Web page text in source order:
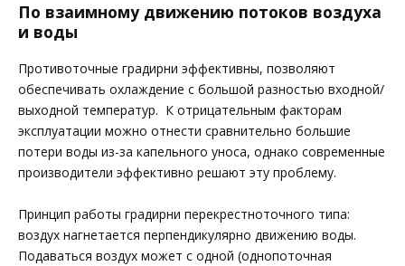
По взаимному движению потоков воздуха
и воды
Противоточные градирни эффективны, позволяют
обеспечивать охлаждение с большой разностью входной/
выходной температур. К отрицательным факторам
эксплуатации можно отнести сравнительно большие
потери воды из-за капельного уноса, однако современные
производители эффективно решают эту проблему.
Принцип работы градирни перекрестноточного типа:
воздух нагнетается перпендикулярно движению воды.
Подаваться воздух может с одной (однопоточная